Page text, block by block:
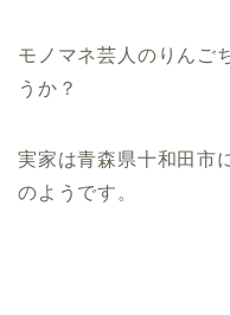
モノマネ芸人の りんご
うか？
実家は青森県十和田市
のようです。